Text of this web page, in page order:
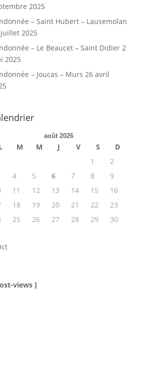
2025
– Saint Hubert – Lausemolan
2025
– Le Beaucet – Saint Didier 2
2025
– Joucas – Murs 26 avril
août 2026
M M J V S
D
1
2
4 5 6 7 8
9
11 12 13 14 15
16
18 19 20 21 22
23
25 26 27 28 29
30
views ]